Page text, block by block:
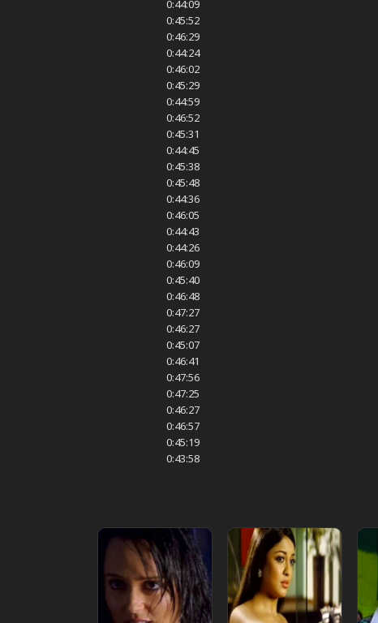
0:44:09
0:45:52
0:46:29
0:44:24
0:46:02
0:45:29
0:44:59
0:46:52
0:45:31
0:44:45
0:45:38
0:45:48
0:44:36
0:46:05
0:44:43
0:44:26
0:46:09
0:45:40
0:46:48
0:47:27
0:46:27
0:45:07
0:46:41
0:47:56
0:47:25
0:46:27
0:46:57
0:45:19
0:43:58